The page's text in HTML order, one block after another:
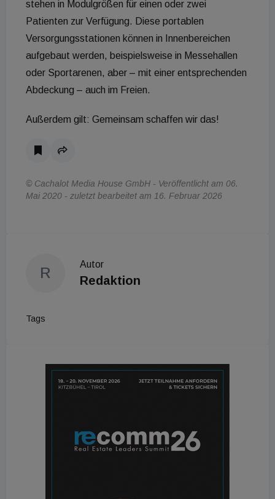
stehen in Modulgrößen für einen oder zwei
Patienten zur Verfügung. Diese portablen
Versorgungsstationen können in Innenbereichen
aufgebaut werden, beispielsweise in Messehallen
oder Sportarenen, aber – mit einer entsprechenden
Abdeckung – auch im Freien.
Außerdem gilt: Gemeinsam schaffen wir das!
© Cachalot Media House GmbH - Veröffentlicht am 06.
Mai 2020 - zuletzt bearbeitet am 16. Februar 2026
R
Autor
Redaktion
Tags